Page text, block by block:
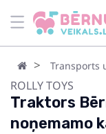
Transports
ROLLY TOYS
Traktors
noņemamo